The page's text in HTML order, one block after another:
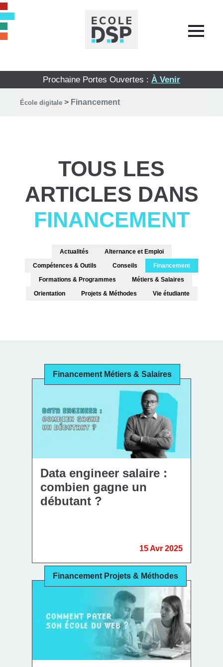
Prochaine Portes Ouvertes : À Venir
École digitale > Financement
TOUS LES
ARTICLES DANS
FINANCEMENT
Actualités
Alternance et Emploi
Compétences & Outils
Conseils
Financement
Formations & Programmes
Métiers & Salaires
Orientation
Projets & Méthodes Vie étudiante
Financement Métiers & Salaires
Data engineer salaire :
combien gagne un
débutant ?
15 Avr 2025
Financement Projets & Méthodes